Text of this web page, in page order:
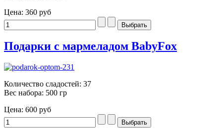
Цена: 360 руб
Подарки с мармеладом BabyFox
Количество сладостей: 37
Вес набора: 500 гр
Цена: 600 руб